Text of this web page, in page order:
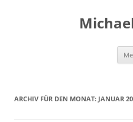
ARCHIV FÜR DEN MONAT: JANUAR